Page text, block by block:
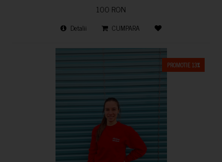
100 RON
Detalii CUMPARA
PROMOTIE 13%